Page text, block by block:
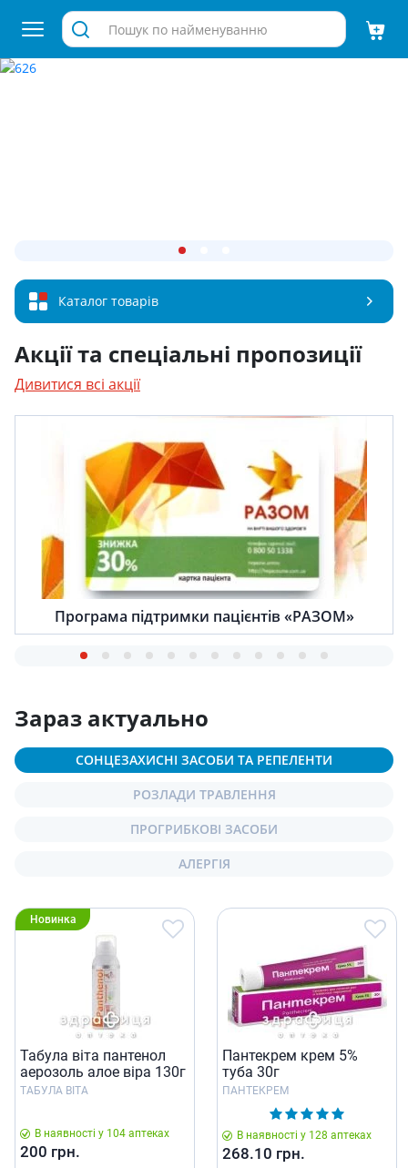
Каталог товарів
Акції та спеціальні пропозиції
Дивитися всі акції
Програма підтримки пацієнтів «РАЗОМ»
Зараз актуально
СОНЦЕЗАХИСНІ ЗАСОБИ ТА РЕПЕЛЕНТИ
РОЗЛАДИ ТРАВЛЕННЯ
ПРОГРИБКОВІ ЗАСОБИ
АЛЕРГІЯ
Новинка
Табула віта пантенол
аерозоль алое віра 130г
ТАБУЛА ВІТА
В наявності у 104 аптеках
200 грн.
Пантекрем крем 5%
туба 30г
ПАНТЕКРЕМ
В наявності у 128 аптеках
268.10 грн.